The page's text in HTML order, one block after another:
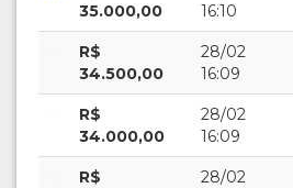
35.000,00
16:10
R$
34.500,00
28/02
16:09
R$
34.000,00
28/02
16:09
R$
28/02